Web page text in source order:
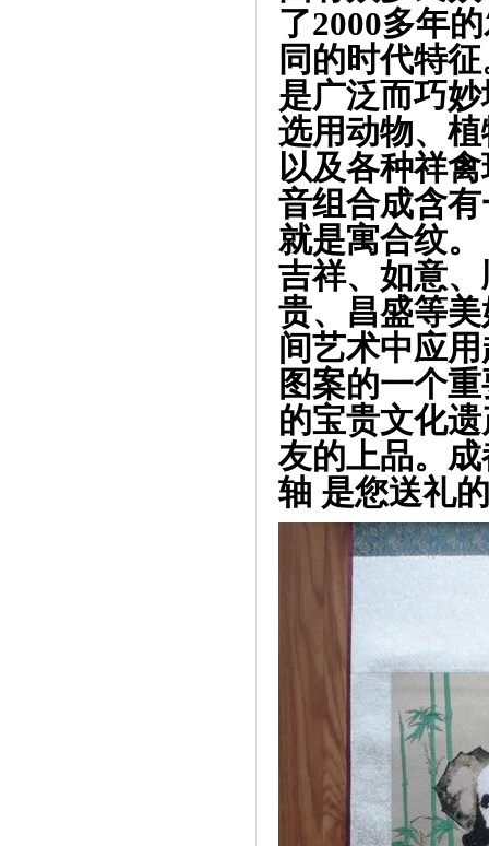
了2000多年
同的时代特
是广泛而巧
选用动物、
以及各种祥
音组合成含
就是寓合纹
吉祥、如意
贵、昌盛等
间艺术中应
图案的一个
的宝贵文化
友的上品。
轴 是您送礼